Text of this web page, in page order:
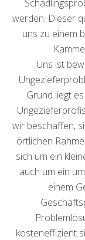
werden. Dieser
uns zu einem
Uns ist
Grund liegt
wir beschaffen,
örtlichen
sich um ein
auch um ein
einem
kosteneffizient